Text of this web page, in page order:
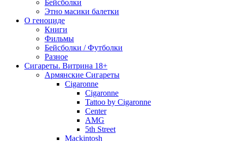
Бейсболки
Этно масики балетки
О геноциде
Книги
Фильмы
Бейсболки / Футболки
Разное
Сигареты. Витрина 18+
Армянские Сигареты
Cigaronne
Cigaronne
Tattoo by Cigaronne
Center
AMG
5th Street
Mackintosh